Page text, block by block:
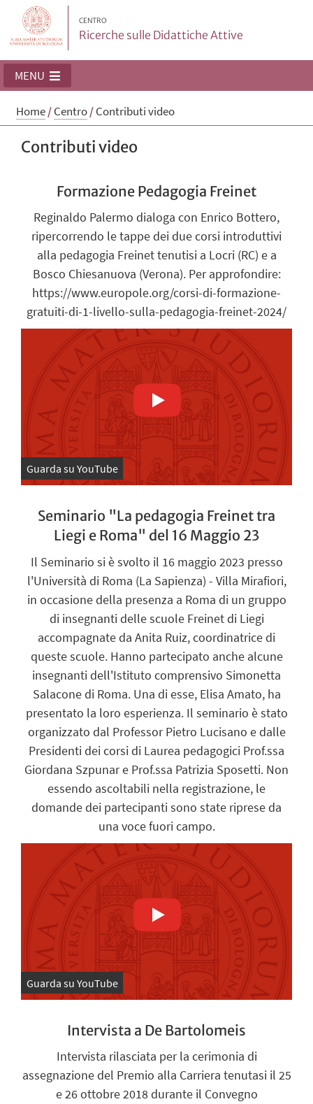
CENTRO
Ricerche sulle Didattiche Attive
MENU
Home/Centro/Contributi video
Contributi video
Formazione Pedagogia Freinet
Reginaldo Palermo dialoga con Enrico Bottero,
ripercorrendo le tappe dei due corsi introduttivi
alla pedagogia Freinet tenutisi a Locri (RC) e a
Bosco Chiesanuova (Verona). Per approfondire:
https://www.europole.org/corsi-di-formazione-
gratuiti-di-1-livello-sulla-pedagogia-freinet-2024/
Guarda su YouTube
Seminario "La pedagogia Freinet tra
Liegi e Roma" del 16 Maggio 23
Il Seminario si è svolto il 16 maggio 2023 presso
l'Università di Roma (La Sapienza) - Villa Mirafiori,
in occasione della presenza a Roma di un gruppo
di insegnanti delle scuole Freinet di Liegi
accompagnate da Anita Ruiz, coordinatrice di
queste scuole. Hanno partecipato anche alcune
insegnanti dell'Istituto comprensivo Simonetta
Salacone di Roma. Una di esse, Elisa Amato, ha
presentato la loro esperienza. Il seminario è stato
organizzato dal Professor Pietro Lucisano e dalle
Presidenti dei corsi di Laurea pedagogici Prof.ssa
Giordana Szpunar e Prof.ssa Patrizia Sposetti. Non
essendo ascoltabili nella registrazione, le
domande dei partecipanti sono state riprese da
una voce fuori campo.
Guarda su YouTube
Intervista a De Bartolomeis
Intervista rilasciata per la cerimonia di
assegnazione del Premio alla Carriera tenutasi il 25
e 26 ottobre 2018 durante il Convegno